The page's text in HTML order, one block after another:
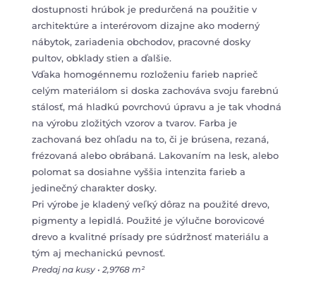
dostupnosti hrúbok je predurčená na použitie v
architektúre a interérovom dizajne ako moderný
nábytok, zariadenia obchodov, pracovné dosky
pultov, obklady stien a ďalšie.
Vďaka homogénnemu rozloženiu farieb naprieč
celým materiálom si doska zachováva svoju farebnú
stálosť, má hladkú povrchovú úpravu a je tak vhodná
na výrobu zložitých vzorov a tvarov. Farba je
zachovaná bez ohľadu na to, či je brúsena, rezaná,
frézovaná alebo obrábaná. Lakovaním na lesk, alebo
polomat sa dosiahne vyššia intenzita farieb a
jedinečný charakter dosky.
Pri výrobe je kladený veľký dôraz na použité drevo,
pigmenty a lepidlá. Použité je výlučne borovicové
drevo a kvalitné prísady pre súdržnosť materiálu a
tým aj mechanickú pevnosť.
Predaj na kusy • 2,9768 m²